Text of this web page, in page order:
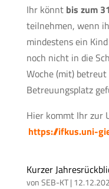
Ihr könnt bis zum
teilnehmen, wenn
mindestens ein
noch nicht in die
Woche (mit)
Betreuungsplatz
Hier kommt Ihr zur
https://ifkus.uni-
Kurzer
vonSEB-KT|